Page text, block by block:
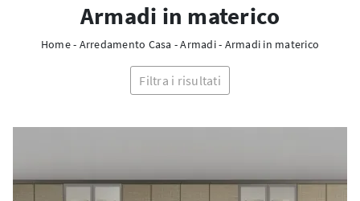
Armadi in materico
Home- Arredamento Casa -Armadi- Armadi in materico
Filtra i risultati